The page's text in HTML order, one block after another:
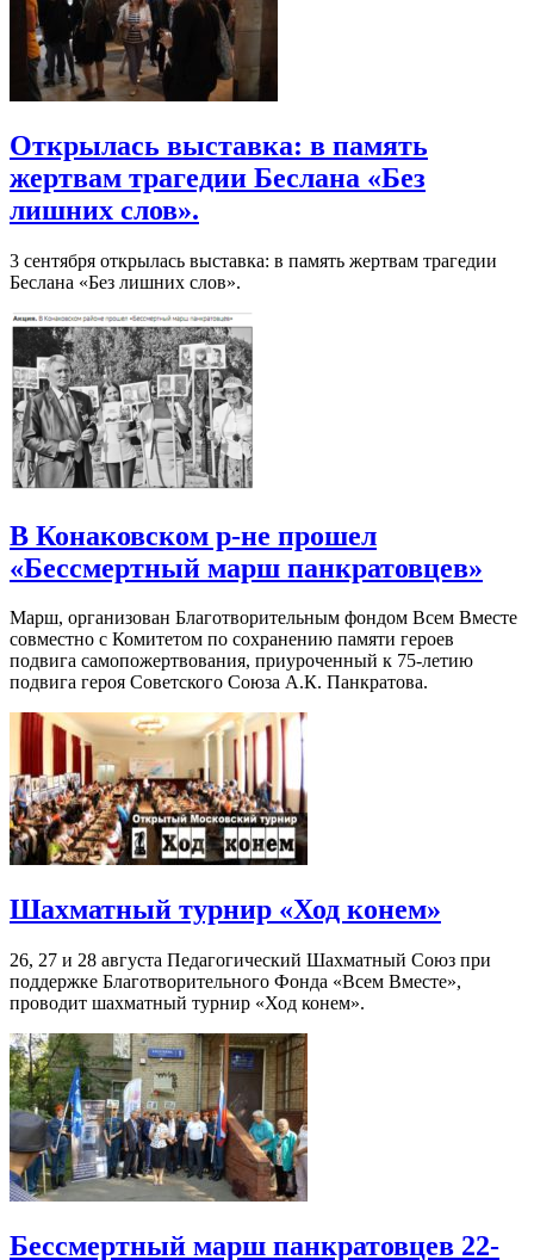
Открылась выставка: в память
жертвам трагедии Беслана «Без
лишних слов».
3 сентября открылась выставка: в память жертвам трагедии
Беслана «Без лишних слов».
В Конаковском р-не прошел
«Бессмертный марш панкратовцев»
Марш, организован Благотворительным фондом Всем Вместе
совместно с Комитетом по сохранению памяти героев
подвига самопожертвования, приуроченный к 75-летию
подвига героя Советского Союза А.К. Панкратова.
Шахматный турнир «Ход конем»
26, 27 и 28 августа Педагогический Шахматный Союз при
поддержке Благотворительного Фонда «Всем Вместе»,
проводит шахматный турнир «Ход конем».
Бессмертный марш панкратовцев 22-